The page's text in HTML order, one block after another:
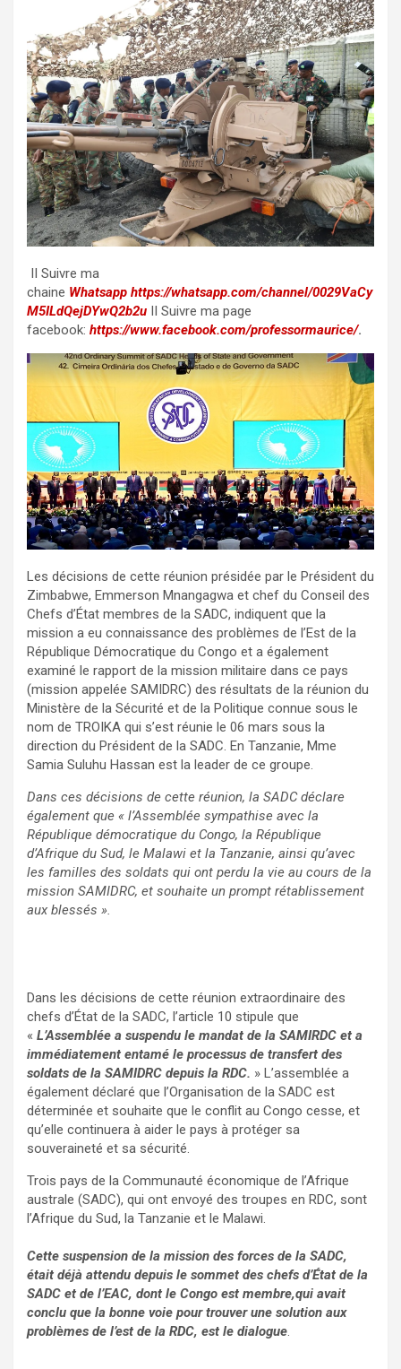
Suivre ma
chaine Whatsapp https://whatsapp.com/channel/0029VaCy
M5ILdQejDYwQ2b2u II Suivre ma page
facebook: https://www.facebook.com/professormaurice/.
Les décisions de cette réunion présidée par le Président du
Zimbabwe, Emmerson Mnangagwa et chef du Conseil des
Chefs d’État membres de la SADC, indiquent que la
mission a eu connaissance des problèmes de l’Est de la
République Démocratique du Congo et a également
examiné le rapport de la mission militaire dans ce pays
(mission appelée SAMIDRC) des résultats de la réunion du
Ministère de la Sécurité et de la Politique connue sous le
nom de TROIKA qui s’est réunie le 06 mars sous la
direction du Président de la SADC. En Tanzanie, Mme
Samia Suluhu Hassan est la leader de ce groupe.
Dans ces décisions de cette réunion, la SADC déclare
également que « l’Assemblée sympathise avec la
République démocratique du Congo, la République
d’Afrique du Sud, le Malawi et la Tanzanie, ainsi qu’avec
les familles des soldats qui ont perdu la vie au cours de la
mission SAMIDRC, et souhaite un prompt rétablissement
aux blessés ».
Dans les décisions de cette réunion extraordinaire des
chefs d’État de la SADC, l’article 10 stipule que
« L’Assemblée a suspendu le mandat de la SAMIRDC et a
immédiatement entamé le processus de transfert des
soldats de la SAMIDRC depuis la RDC. » L’assemblée a
également déclaré que l’Organisation de la SADC est
déterminée et souhaite que le conflit au Congo cesse, et
qu’elle continuera à aider le pays à protéger sa
souveraineté et sa sécurité.
Trois pays de la Communauté économique de l’Afrique
australe (SADC), qui ont envoyé des troupes en RDC, sont
l’Afrique du Sud, la Tanzanie et le Malawi.
Cette suspension de la mission des forces de la SADC,
était déjà attendu depuis le sommet des chefs d’État de la
SADC et de l’EAC, dont le Congo est membre,qui avait
conclu que la bonne voie pour trouver une solution aux
problèmes de l’est de la RDC, est le dialogue.